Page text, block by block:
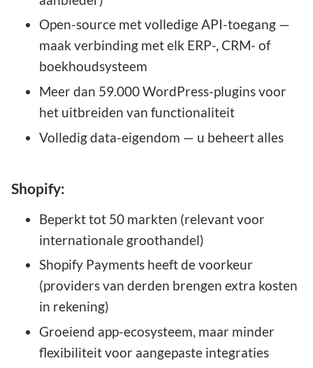
Open-source met volledige API-toegang —
maak verbinding met elk ERP-, CRM- of
boekhoudsysteem
Meer dan 59.000 WordPress-plugins voor
het uitbreiden van functionaliteit
Volledig data-eigendom — u beheert alles
Shopify:
Beperkt tot 50 markten (relevant voor
internationale groothandel)
Shopify Payments heeft de voorkeur
(providers van derden brengen extra kosten
in rekening)
Groeiend app-ecosysteem, maar minder
flexibiliteit voor aangepaste integraties